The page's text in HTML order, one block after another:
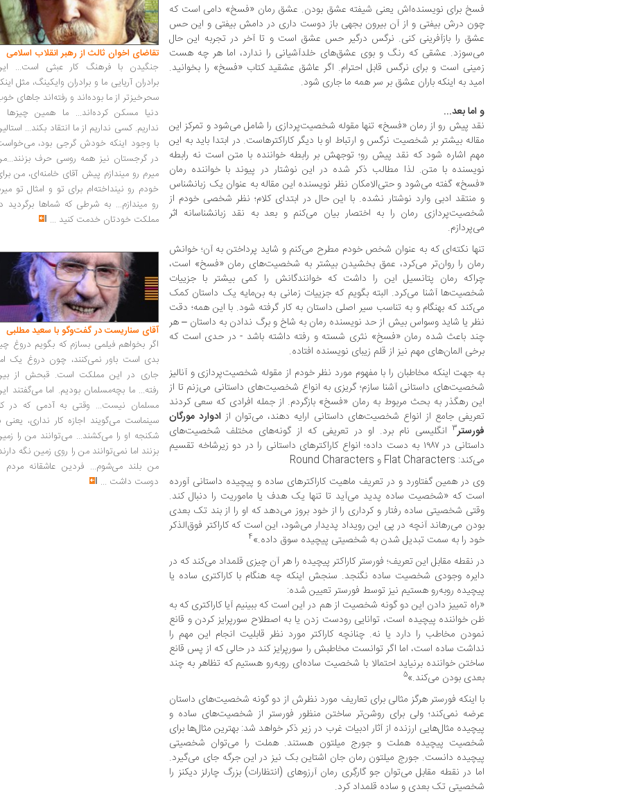
فسخ برای نویسنده‌اش یعنی شیفته عشق بودن. عشق رمان «فسخ» دامی است که
چون درش بیفتی و از آن بیرون بجهی باز دوست داری در دامش بیفتی و این حس
عشق را بازآفرینی کنی. نرگس درگیر حس عشق است و تا آخر در تجربه این حال
می‌سوزد. عشقی که رنگ و بوی عشق‌های خلدآشیانی را ندارد، اما هر چه هست
زمینی است و برای نرگس قابل احترام. اگر عاشق عشقید کتاب «فسخ» را بخوانید.
امید به اینکه باران عشق بر سر همه ما جاری شود.
و اما بعد...
نقد پیش رو از رمان «فسخ» تنها مقوله شخصیت‌پردازی را شامل می‌شود و تمرکز این
مقاله بیشتر بر شخصیت نرگس و ارتباط او با دیگر کاراکترهاست. در ابتدا باید به این
مهم اشاره شود که نقد پیش رو؛ توجهش بر رابطه خواننده با متن است نه رابطه
نویسنده با متن. لذا مطالب ذکر شده در این نوشتار در پیوند با خواننده رمان
«فسخ» گفته می‌شود و حتی‌الامکان نظر نویسنده این مقاله به عنوان یک زبانشناس
و منتقد ادبی وارد نوشتار نشده. با این حال در ابتدای کلام؛ نظر شخصی خودم از
شخصیت‌پردازی رمان را به اختصار بیان می‌کنم و بعد به نقد زبانشناسانه اثر
می‌پردازم.
تنها نکته‌ای که به عنوان شخص خودم مطرح می‌کنم و شاید پرداختن به آن؛ خوانش
رمان را روان‌تر می‌کرد، عمق بخشیدن بیشتر به شخصیت‌های رمان «فسخ» است،
چراکه رمان پتانسیل این را داشت که خوانندگانش را کمی بیشتر با جزییات
شخصیت‌ها آشنا می‌کرد. البته بگویم که جزییات زمانی به بن‌مایه یک داستان کمک
می‌کند که بهنگام و به تناسب سیر اصلی داستان به کار گرفته شود. با این همه؛ دقت
نظر یا شاید وسواس بیش از حد نویسنده رمان به شاخ و برگ ندادن به داستان – هر
چند باعث شده رمان «فسخ» نثری شسته و رفته داشته باشد - در حدی است که
برخی المان‌های مهم نیز از قلم زیبای نویسنده افتاده.
به جهت اینکه مخاطبان را با مفهوم مورد نظر خودم از مقوله شخصیت‌پردازی و آنالیز
شخصیت‌های داستانی آشنا سازم؛ گریزی به انواع شخصیت‌های داستانی می‌زنم تا از
این رهگذر به بحث مربوط به رمان «فسخ» بازگردم. از جمله افرادی که سعی کردند
تعریفی جامع از انواع شخصیت‌های داستانی ارایه دهند، می‌توان از ادوارد مورگان
فورستر3 انگلیسی نام برد. او در تعریفی که از گونه‌های مختلف شخصیت‌های
داستانی در ۱۹۸۷ به دست داده؛ انواع کاراکترهای داستانی را در دو زیرشاخه تقسیم
می‌کند: Flat Characters و Round Characters
وی در همین گفتاورد و در تعریف ماهیت کاراکترهای ساده و پیچیده داستانی آورده
است که «شخصیت ساده پدید می‌آید تا تنها یک هدف یا ماموریت را دنبال کند.
وقتی شخصیتی ساده رفتار و کرداری را از خود بروز می‌دهد که او را از بند تک بعدی
بودن می‌رهاند آنچه در پی این رویداد پدیدار می‌شود، این است که کاراکتر فوق‌الذکر
خود را به سمت تبدیل شدن به شخصیتی پیچیده سوق داده.»4
در نقطه مقابل این تعریف؛ فورستر کاراکتر پیچیده را هر آن چیزی قلمداد می‌کند که در
دایره وجودی شخصیت ساده نگنجد. سنجش اینکه چه هنگام با کاراکتری ساده یا
پیچیده روبه‌رو هستیم نیز توسط فورستر تعیین شده:
«راه تمییز دادن این دو گونه شخصیت از هم در این است که ببینیم آیا کاراکتری که به
ظن خواننده پیچیده است، توانایی رودست زدن یا به اصطلاح سورپرایز کردن و قانع
نمودن مخاطب را دارد یا نه. چنانچه کاراکتر مورد نظر قابلیت انجام این مهم را
نداشت ساده است، اما اگر توانست مخاطبش را سورپرایز کند در حالی که از پس قانع
ساختن خواننده برنیاید احتمالا با شخصیت ساده‌ای روبه‌رو هستیم که تظاهر به چند
بعدی بودن می‌کند.»5
با اینکه فورستر هرگز مثالی برای تعاریف مورد نظرش از دو گونه شخصیت‌های داستان
عرضه نمی‌کند؛ ولی برای روشن‌تر ساختن منظور فورستر از شخصیت‌های ساده و
پیچیده مثال‌هایی ارزنده از آثار ادبیات غرب در زیر ذکر خواهد شد: بهترین مثال‌ها برای
شخصیت پیچیده هملت و جورج میلتون هستند. هملت را می‌توان شخصیتی
پیچیده دانست. جورج میلتون رمان جان اشتاین بک نیز در این جرگه جای می‌گیرد.
اما در نقطه مقابل می‌توان جو گارگِری رمان آرزوهای (انتظارات) بزرگ چارلز دیکنز را
شخصیتی تک بعدی و ساده قلمداد کرد.
تقاضای اخوان ثالث از رهبر انقلاب اسلامی
جنگیدن با فرهنگ کار عبثی است...
برادران آریایی ما و برادران وایکینگ، مثل
سحرخیزتر از ما بوده‌اند و رفته‌اند جاهای
دنیا مسکن کرده‌اند... ما همین چیزها
نداریم. کسی نداریم از ما انتقاد بکند...
با وجود اینکه خودش گرجی بود،
در گرجستان نیز همه روسی حرف
میرم رو میندازم پیش آقای خامنه‌ای، من
خودم رو نینداخته‌ام برای تو و امثال تو
رو میندازم... به شرطی که شماها برگردید
مملکت خودتان خدمت کنید ...
آقای سناریست در گفت‌وگو با سعید مطلبی
اگر بخواهم فیلمی بسازم که بگویم دروغ
بدی است باور نمی‌کنند، چون دروغ یک
جاری در این مملکت است. قبحش از
رفته... ما بچه‌مسلمان بودیم. اما می‌گفتند
مسلمان نیست... وقتی به آدمی که در
سینماست می‌گویند اجازه کار نداری، یعنی
شکنجه او را می‌کشند... می‌توانند من را
بزنند اما نمی‌توانند من را روی زمین نگه
من بلند می‌شوم... فردین عاشقانه مردم
دوست داشت ...